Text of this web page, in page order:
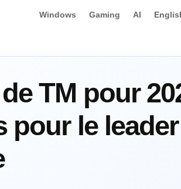
Windows Gaming AI
TM pour
pour le